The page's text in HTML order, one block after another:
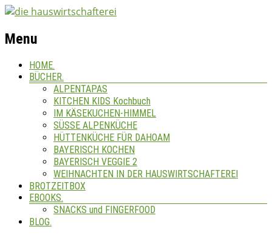
Menu
HOME.
BÜCHER.
ALPENTAPAS
KITCHEN KIDS Kochbuch
IM KÄSEKUCHEN-HIMMEL
SÜSSE ALPENKÜCHE
HÜTTENKÜCHE FÜR DAHOAM
BAYERISCH KOCHEN
BAYERISCH VEGGIE 2
WEIHNACHTEN IN DER HAUSWIRTSCHAFTEREI
BROTZEITBOX
EBOOKS.
SNACKS und FINGERFOOD
BLOG.